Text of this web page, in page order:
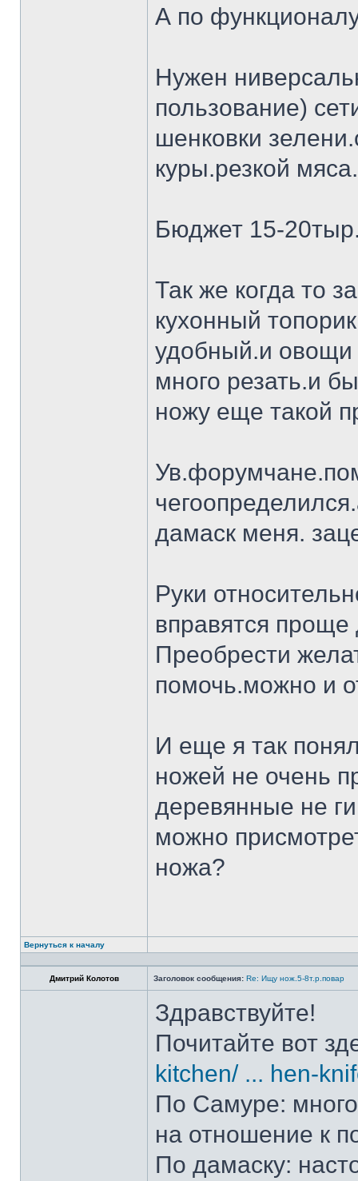
А по
Нужен
пользование)
шенковки
куры.резкой
Бюджет 15-
Так же когда то
кухонный
удобный.и овощи
много резать.и
ножу еще такой
дамаск меня.
Руки
вправятся
Преобрести
помочь.можно и
И еще я так
ножей не очень
деревянные не
можно
ножа?
Вернуться к началу
Дмитрий Колотов Заголовок сообщения: Re: Ищу нож.5-8т.р.повар
Здравствуйте!
Почитайте вот
kitchen/ ... hen-
По Самуре: много
на отношение к
По дамаску: